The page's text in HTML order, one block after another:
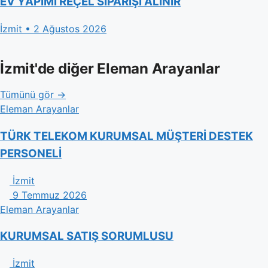
İzmit • 2 Ağustos 2026
İzmit'de diğer Eleman Arayanlar
Tümünü gör →
Eleman Arayanlar
TÜRK TELEKOM KURUMSAL MÜŞTERİ DESTEK
PERSONELİ
İzmit
9 Temmuz 2026
Eleman Arayanlar
KURUMSAL SATIŞ SORUMLUSU
İzmit